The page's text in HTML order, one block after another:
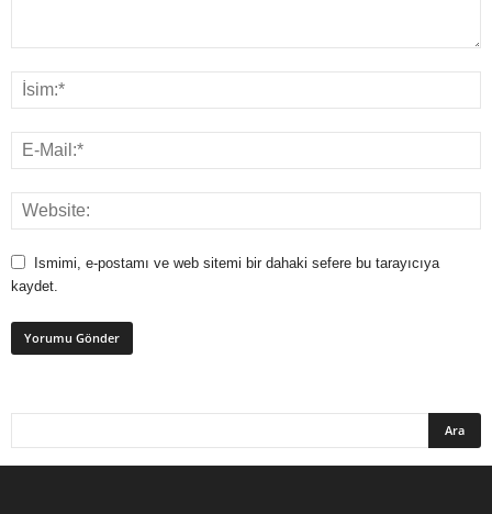
Ismimi, e-postamı ve web sitemi bir dahaki sefere bu tarayıcıya
kaydet.